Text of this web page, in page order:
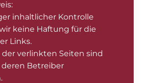
inhaltlicher Kontrolle
keine Haftung für die
Links.
verlinkten Seiten sind
Betreiber